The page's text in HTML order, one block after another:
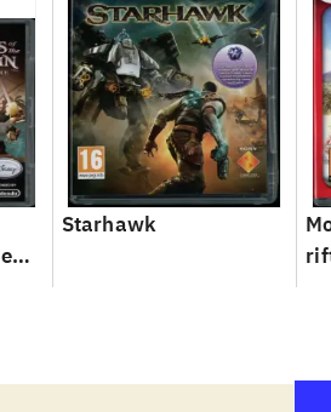
Starhawk